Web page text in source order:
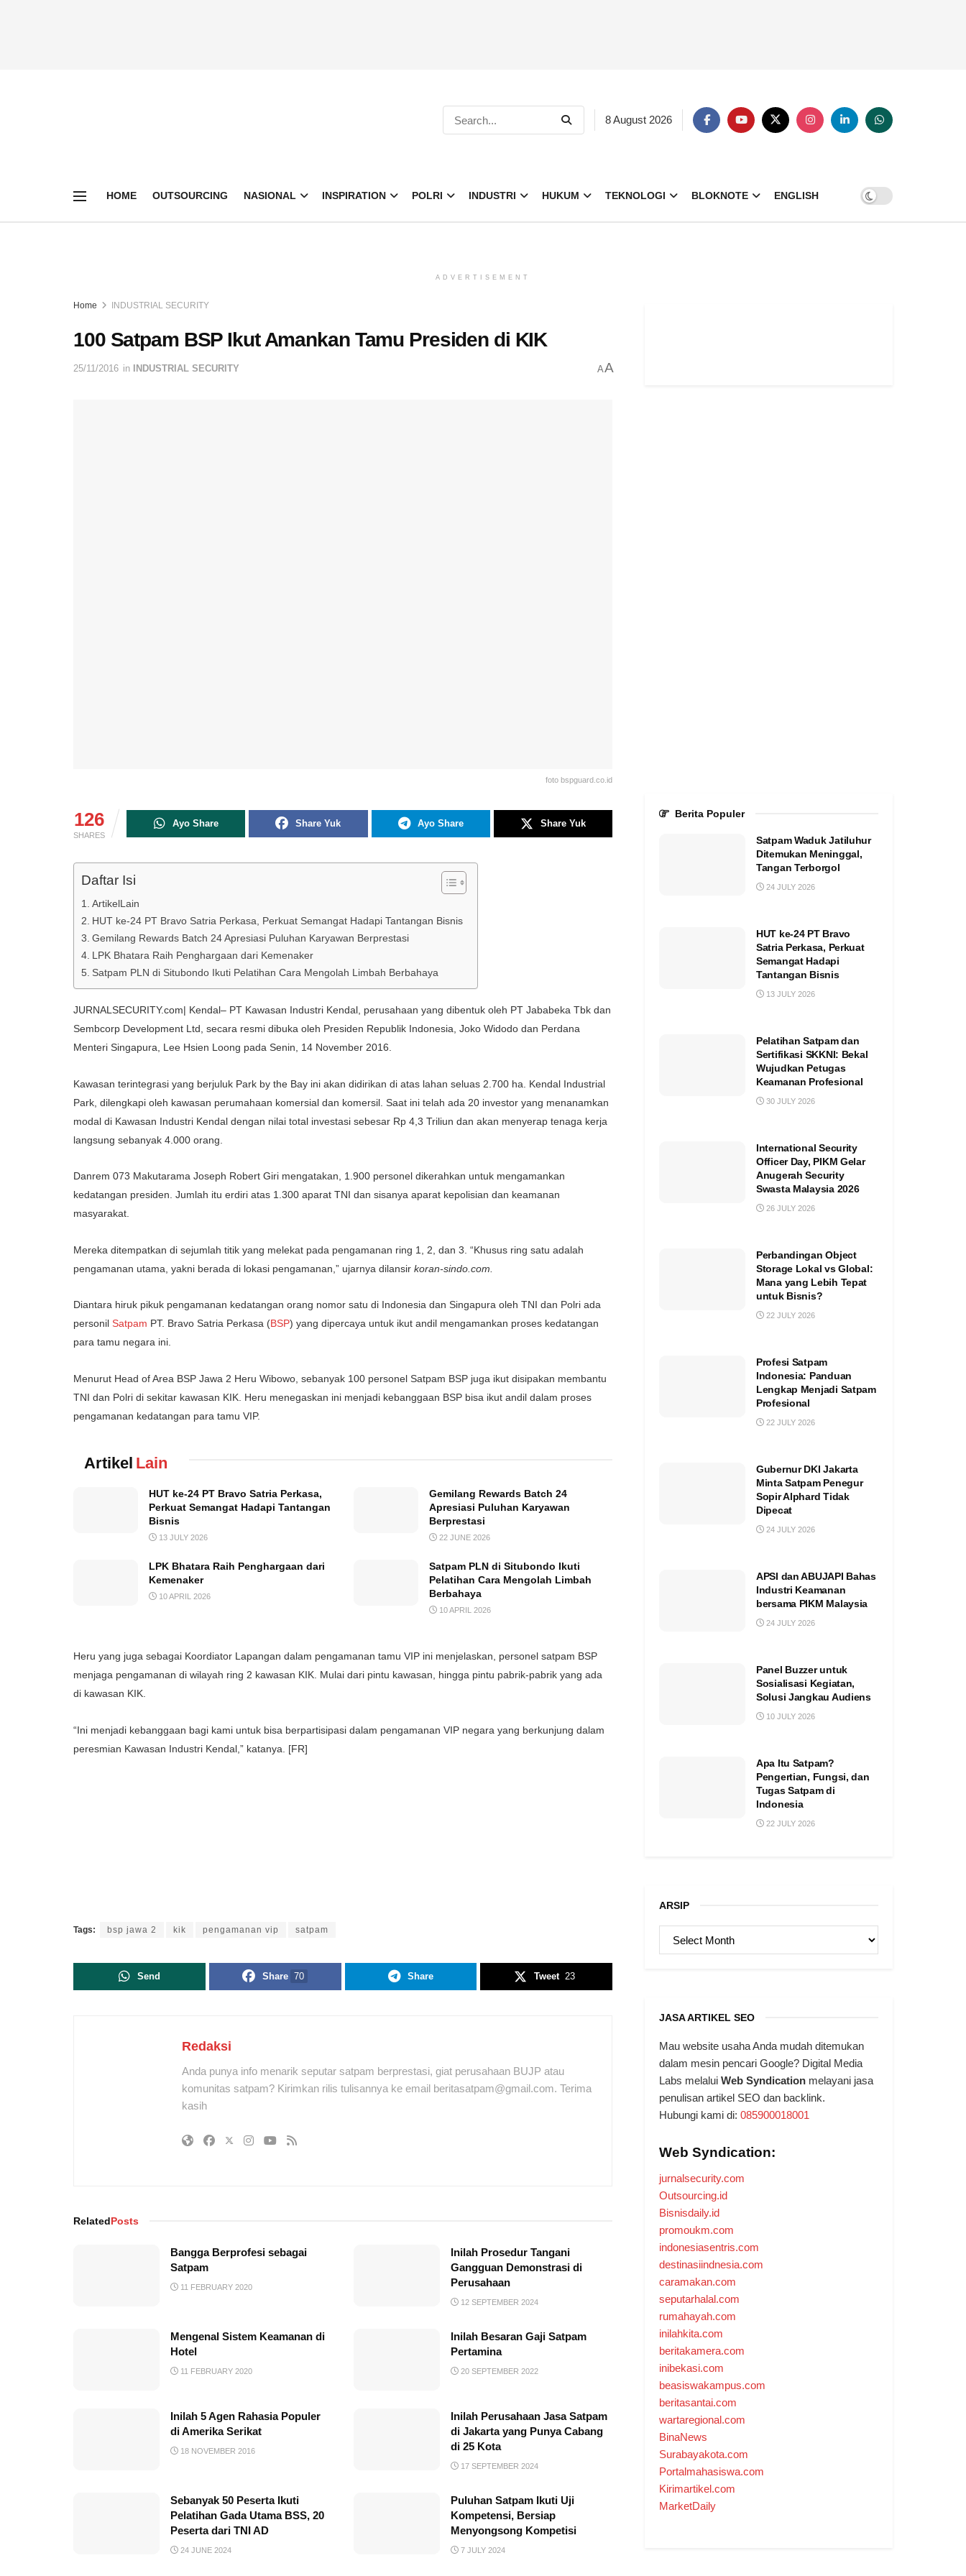
8 August 2026
HOME OUTSOURCING NASIONAL INSPIRATION POLRI INDUSTRI HUKUM TEKNOLOGI BLOKNOTE ENGLISH
ADVERTISEMENT
Home INDUSTRIAL SECURITY
100 Satpam BSP Ikut Amankan Tamu Presiden di KIK
25/11/2016 in INDUSTRIAL SECURITY AA
foto bspguard.co.id
126
SHARES
Ayo Share Share Yuk Ayo Share Share Yuk
Daftar Isi
ArtikelLain
HUT ke-24 PT Bravo Satria Perkasa, Perkuat Semangat Hadapi Tantangan Bisnis
Gemilang Rewards Batch 24 Apresiasi Puluhan Karyawan Berprestasi
LPK Bhatara Raih Penghargaan dari Kemenaker
Satpam PLN di Situbondo Ikuti Pelatihan Cara Mengolah Limbah Berbahaya
JURNALSECURITY.com| Kendal– PT Kawasan Industri Kendal, perusahaan yang dibentuk oleh PT Jababeka Tbk dan
Sembcorp Development Ltd, secara resmi dibuka oleh Presiden Republik Indonesia, Joko Widodo dan Perdana
Menteri Singapura, Lee Hsien Loong pada Senin, 14 November 2016.
Kawasan terintegrasi yang berjuluk Park by the Bay ini akan didirikan di atas lahan seluas 2.700 ha. Kendal Industrial
Park, dilengkapi oleh kawasan perumahaan komersial dan komersil. Saat ini telah ada 20 investor yang menanamkan
modal di Kawasan Industri Kendal dengan nilai total investasi sebesar Rp 4,3 Triliun dan akan menyerap tenaga kerja
langsung sebanyak 4.000 orang.
Danrem 073 Makutarama Joseph Robert Giri mengatakan, 1.900 personel dikerahkan untuk mengamankan
kedatangan presiden. Jumlah itu erdiri atas 1.300 aparat TNI dan sisanya aparat kepolisian dan keamanan
masyarakat.
Mereka ditempatkan di sejumlah titik yang melekat pada pengamanan ring 1, 2, dan 3. “Khusus ring satu adalah
pengamanan utama, yakni berada di lokasi pengamanan,” ujarnya dilansir koran-sindo.com.
Diantara hiruk pikuk pengamanan kedatangan orang nomor satu di Indonesia dan Singapura oleh TNI dan Polri ada
personil Satpam PT. Bravo Satria Perkasa (BSP) yang dipercaya untuk ikut andil mengamankan proses kedatangan
para tamu negara ini.
Menurut Head of Area BSP Jawa 2 Heru Wibowo, sebanyak 100 personel Satpam BSP juga ikut disipakan membantu
TNI dan Polri di sekitar kawasan KIK. Heru menegaskan ini menjadi kebanggaan BSP bisa ikut andil dalam proses
pengamanan kedatangan para tamu VIP.
Artikel Lain
HUT ke-24 PT Bravo Satria Perkasa,
Perkuat Semangat Hadapi Tantangan
Bisnis
13 JULY 2026
Gemilang Rewards Batch 24
Apresiasi Puluhan Karyawan
Berprestasi
22 JUNE 2026
LPK Bhatara Raih Penghargaan dari
Kemenaker
10 APRIL 2026
Satpam PLN di Situbondo Ikuti
Pelatihan Cara Mengolah Limbah
Berbahaya
10 APRIL 2026
Heru yang juga sebagai Koordiator Lapangan dalam pengamanan tamu VIP ini menjelaskan, personel satpam BSP
menjaga pengamanan di wilayah ring 2 kawasan KIK. Mulai dari pintu kawasan, hingga pintu pabrik-pabrik yang ada
di kawasan KIK.
“Ini menjadi kebanggaan bagi kami untuk bisa berpartisipasi dalam pengamanan VIP negara yang berkunjung dalam
peresmian Kawasan Industri Kendal,” katanya. [FR]
Tags: bsp jawa 2 kik pengamanan vip satpam
Send Share 70 Share Tweet 23
Redaksi
Anda punya info menarik seputar satpam berprestasi, giat perusahaan BUJP atau
komunitas satpam? Kirimkan rilis tulisannya ke email beritasatpam@gmail.com. Terima
kasih
RelatedPosts
Bangga Berprofesi sebagai
Satpam
11 FEBRUARY 2020
Inilah Prosedur Tangani
Gangguan Demonstrasi di
Perusahaan
12 SEPTEMBER 2024
Mengenal Sistem Keamanan di
Hotel
11 FEBRUARY 2020
Inilah Besaran Gaji Satpam
Pertamina
20 SEPTEMBER 2022
Inilah 5 Agen Rahasia Populer
di Amerika Serikat
18 NOVEMBER 2016
Inilah Perusahaan Jasa Satpam
di Jakarta yang Punya Cabang
di 25 Kota
17 SEPTEMBER 2024
Sebanyak 50 Peserta Ikuti
Pelatihan Gada Utama BSS, 20
Peserta dari TNI AD
24 JUNE 2024
Puluhan Satpam Ikuti Uji
Kompetensi, Bersiap
Menyongsong Kompetisi
7 JULY 2024
Berita Populer
Satpam Waduk Jatiluhur
Ditemukan Meninggal,
Tangan Terborgol
24 JULY 2026
HUT ke-24 PT Bravo
Satria Perkasa, Perkuat
Semangat Hadapi
Tantangan Bisnis
13 JULY 2026
Pelatihan Satpam dan
Sertifikasi SKKNI: Bekal
Wujudkan Petugas
Keamanan Profesional
30 JULY 2026
International Security
Officer Day, PIKM Gelar
Anugerah Security
Swasta Malaysia 2026
26 JULY 2026
Perbandingan Object
Storage Lokal vs Global:
Mana yang Lebih Tepat
untuk Bisnis?
22 JULY 2026
Profesi Satpam
Indonesia: Panduan
Lengkap Menjadi Satpam
Profesional
22 JULY 2026
Gubernur DKI Jakarta
Minta Satpam Penegur
Sopir Alphard Tidak
Dipecat
24 JULY 2026
APSI dan ABUJAPI Bahas
Industri Keamanan
bersama PIKM Malaysia
24 JULY 2026
Panel Buzzer untuk
Sosialisasi Kegiatan,
Solusi Jangkau Audiens
10 JULY 2026
Apa Itu Satpam?
Pengertian, Fungsi, dan
Tugas Satpam di
Indonesia
22 JULY 2026
ARSIP
JASA ARTIKEL SEO
Mau website usaha Anda mudah ditemukan
dalam mesin pencari Google? Digital Media
Labs melalui Web Syndication melayani jasa
penulisan artikel SEO dan backlink.
Hubungi kami di: 085900018001
Web Syndication:
jurnalsecurity.com
Outsourcing.id
Bisnisdaily.id
promoukm.com
indonesiasentris.com
destinasiindnesia.com
caramakan.com
seputarhalal.com
rumahayah.com
inilahkita.com
beritakamera.com
inibekasi.com
beasiswakampus.com
beritasantai.com
wartaregional.com
BinaNews
Surabayakota.com
Portalmahasiswa.com
Kirimartikel.com
MarketDaily